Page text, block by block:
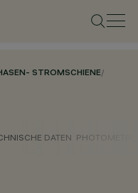
STROMSCHIENE/
DATEN